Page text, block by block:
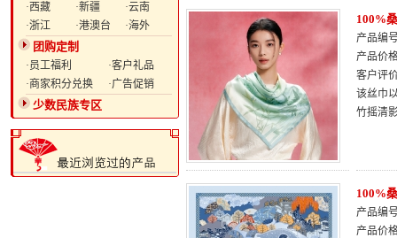
·西藏
·新疆
·云南
·浙江
·港澳台 ·海外
团购定制
·员工福利
·客户礼品
·商家积分兑换
·广告促销
少数民族专区
100%
产品编
产品价
客户评
该丝巾
竹摇清
100%
产品编
产品价